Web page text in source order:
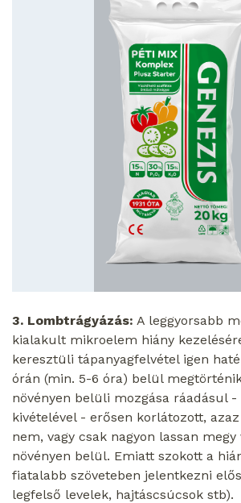
3. Lombtrágyázás: A leggyorsabb
kialakult mikroelem hiány
keresztüli tápanyagfelvétel igen
órán (min. 5-6 óra) belül
növényen belüli mozgása ráadásul
kivételével - erősen korlátozott,
nem, vagy csak nagyon lassan megy
növényen belül. Emiatt szokott a
fiatalabb szöveteben jelentkezni
legfelső levelek, hajtáscsúcsok stb).